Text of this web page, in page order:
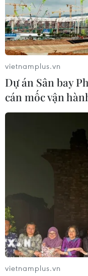
vietnamplus.vn
Dự án Sân bay
cán mốc vận
vietnamplus.vn